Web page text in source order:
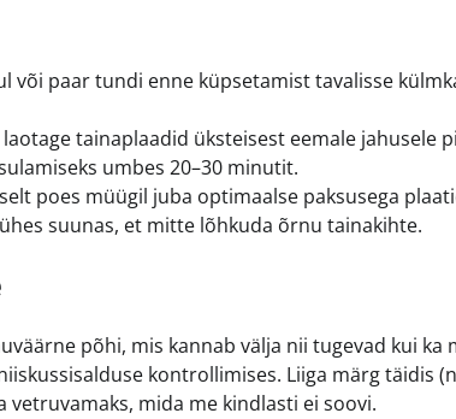
või paar tundi enne küpsetamist tavalisse
tainaplaadid üksteisest eemale jahusele
umbes 20–30 minutit.
poes müügil juba optimaalse paksusega
suunas, et mitte lõhkuda õrnu tainakihte.
põhi, mis kannab välja nii tugevad kui ka
kontrollimises. Liiga märg täidis
mida me kindlasti ei soovi.